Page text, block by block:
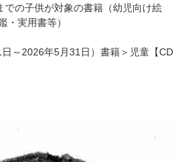
の子供が対象の書籍（幼児向け絵
・実用書等）
～2026年5月31日）書籍＞児童【CD